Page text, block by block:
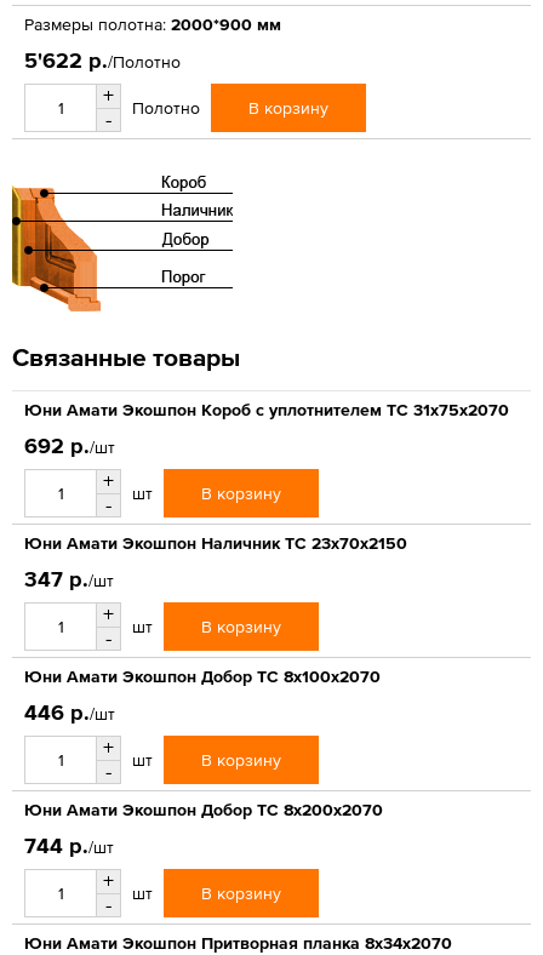
Размеры полотна: 2000*900 мм
5'622 р./Полотно
+
-
Полотно В корзину
Связанные товары
Юни Амати Экошпон Короб с уплотнителем ТС 31x75x2070
692 р./шт
+
-
шт В корзину
Юни Амати Экошпон Наличник ТС 23x70x2150
347 р./шт
+
-
шт В корзину
Юни Амати Экошпон Добор ТС 8x100x2070
446 р./шт
+
-
шт В корзину
Юни Амати Экошпон Добор ТС 8x200x2070
744 р./шт
+
-
шт В корзину
Юни Амати Экошпон Притворная планка 8х34х2070